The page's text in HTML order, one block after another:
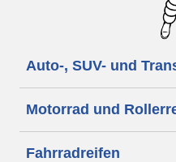
Auto-, SUV- und
Motorrad und
Fahrradreifen